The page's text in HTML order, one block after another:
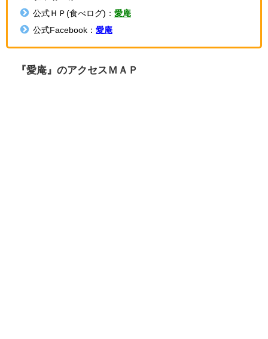
公式ＨＰ(食べログ)： 愛庵
公式Facebook： 愛庵
『愛庵』のアクセスＭＡＰ